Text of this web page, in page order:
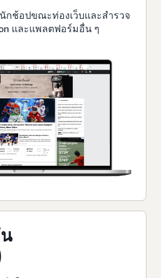
กช้อปขณะท่องเว็บและสำรวจ
และแพลตฟอร์มอื่น ๆ